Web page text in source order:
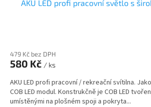
AKU LED profi pracovní světlo s
479 Kč bez DPH
580 Kč / ks
AKU LED profi pracovní / rekreační svítilna.
COB LED modul. Konstrukčně je COB LED
umístěnými na plošném spoji a pokryta...